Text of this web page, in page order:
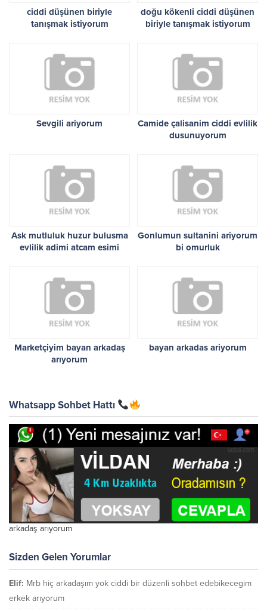
ciddi düşünen biriyle
tanışmak istiyorum
doğu kökenli ciddi düşünen
biriyle tanışmak istiyorum
Sevgili ariyorum
Camide çalisanim ciddi evlilik
dusunuyorum
Ask mutluluk huzur bulusma
evlilik adimi atcam esimi
Gonlumun sultanini ariyorum
bi omurluk
Marketçiyim bayan arkadaş
arıyorum
bayan arkadas ariyorum
Whatsapp Sohbet Hattı
arkadaş arıyorum
Sizden Gelen Yorumlar
Elif: Mrb hiç arkadaşım yok ciddi bir düzenli sohbet edebikecegim
erkek arıyorum